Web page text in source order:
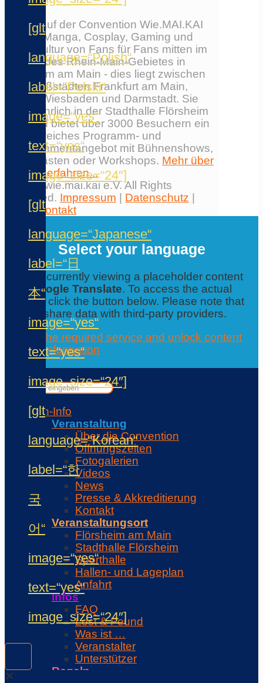
[glt
language=“Polish“
label=“Polski“
image=“yes“
text=“yes“
image_size=“24″]
[glt
language=“Japanese“
label=“日
本“
image=“yes“
text=“yes“
image_size=“24″]
[glt
language=“Korean“
label=“한
국
어“
image=“yes“
text=“yes“
image_size=“24″]
✕
Erlebe auf der Convention Wie.MAI.KAI
Anime, Manga, Cosplay, Gaming und
Japankultur von Fans für Fans mitten im
Herzen des Rhein-Main-Gebietes in
Flörsheim am Main - dies liegt zwischen
den Großstädten Frankfurt am Main,
Mainz, Wiesbaden und Darmstadt. Sie
findet jährlich in der Stadthalle Flörsheim
statt und bietet über 3000 Besuchern ein
umfangreiches Programm- und
Entertainmentangebot mit Bühnenshows,
Ehrengästen oder Workshops. Mehr über
die Con erfahren...
© 2026 wie.mai.kai e.V. All Rights
Reserved. Impressum Datenschutz
|Kontakt
Select your language
You are currently viewing a placeholder content
fromGoogle Translate. To access the actual
content, click the button below. Please note that
this will share data with third-party providers.
Accept the required service and unlock content
Further information
Contact
✕
Con-Info
Veranstaltung
Über die Convention
Öffnungszeiten
Fotogalerien
Videos
News
Presse & Akkreditierung
Kontakt
Veranstaltungsort
Flörsheim am Main
Stadthalle Flörsheim
Sporthalle
Hallen- und Lageplan
Anfahrt
Infos
FAQ
Lost & Found
Was ist …
Veranstalter
Unterstützer
Regeln